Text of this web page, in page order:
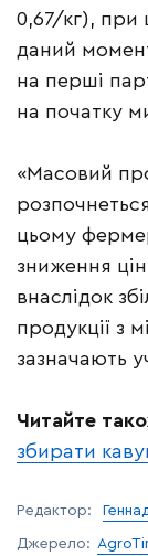
0,67/кг), при
даний
на перші
на початку
«Масовий
цьому
зниження
внаслідок
продукції з
зазначають
Читайте
збирати
Редактор:
Джерело: